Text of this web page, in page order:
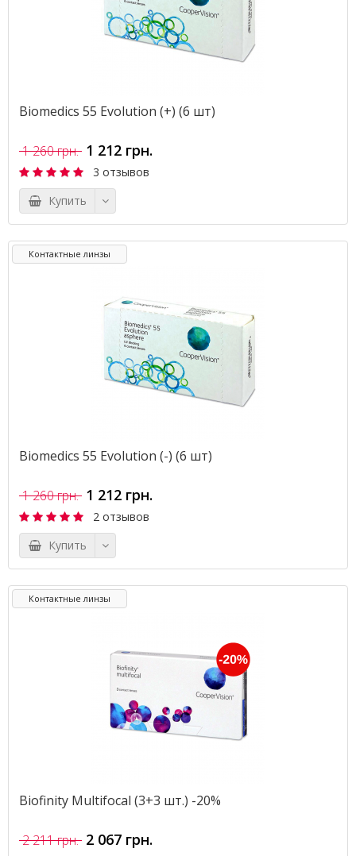
Biomedics 55 Evolution (+) (6 шт)
1 260 грн. 1 212 грн.
3 отзывов
Купить
Контактные линзы
Biomedics 55 Evolution (-) (6 шт)
1 260 грн. 1 212 грн.
2 отзывов
Купить
Контактные линзы
Biofinity Multifocal (3+3 шт.) -20%
2 211 грн. 2 067 грн.